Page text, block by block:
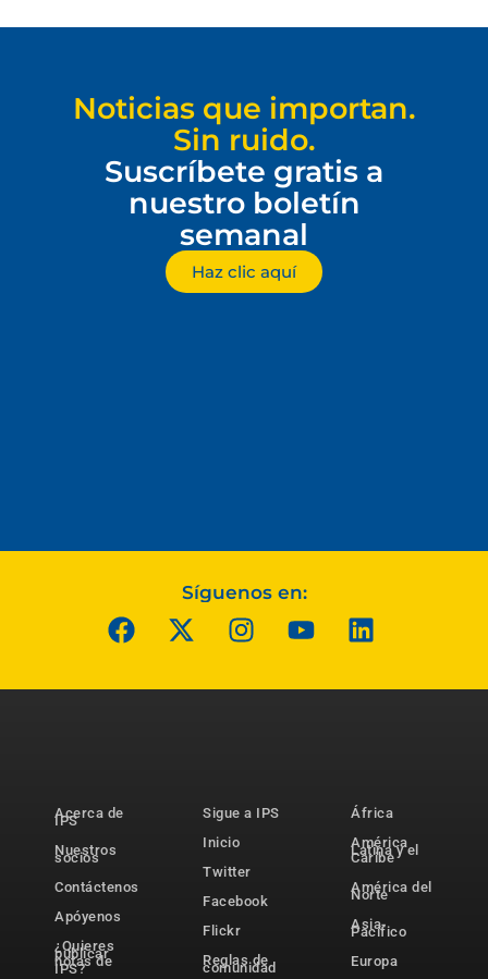
Noticias que importan.
Sin ruido.
Suscríbete gratis a
nuestro boletín
semanal
Haz clic aquí
Síguenos en:
Acerca de
IPS
Nuestros
socios
Contáctenos
Apóyenos
¿Quieres
publicar
notas de
IPS?
Sigue a IPS
Inicio
Twitter
Facebook
Flickr
Reglas de
comunidad
África
América
Latina y el
Caribe
América del
Norte
Asia-
Pacífico
Europa